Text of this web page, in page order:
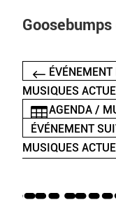
ÉVÉNEMENT
MUSIQUES
AGENDA /
ÉVÉNEMENT
MUSIQUES